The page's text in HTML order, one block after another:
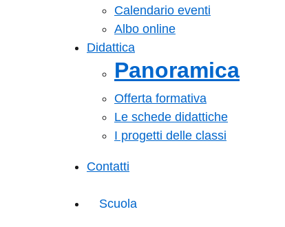
Calendario eventi
Albo online
Didattica
Panoramica
Offerta formativa
Le schede didattiche
I progetti delle classi
Contatti
Scuola